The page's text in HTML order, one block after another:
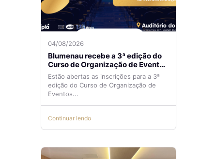
04/08/2026
Blumenau recebe a 3ª edição do
Curso de Organização de Eventos
Lilian Ribeiro
Estão abertas as inscrições para a 3ª
edição do Curso de Organização de
Eventos...
Continuar lendo